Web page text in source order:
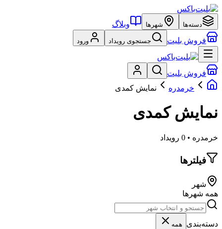
دسته‌ها شهرها
وبلاگ
فروش بلیت
جستجوی رویداد ورود
فروش بلیت
خرمدره
نمایش کمدی
نمایش کمدی
خرمدره • 0 رویداد
فیلترها
شهر
همه شهرها
دسته‌بندی همه